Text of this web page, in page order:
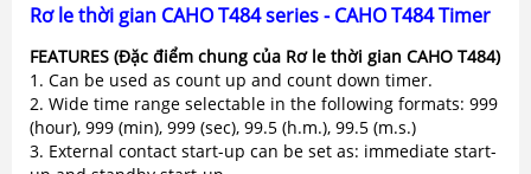
Rơ le thời gian CAHO T484 series - CAHO T484 Timer
FEATURES (Đặc điểm chung của Rơ le thời gian CAHO T484)
1. Can be used as count up and count down timer.
2. Wide time range selectable in the following formats: 999
(hour), 999 (min), 999 (sec), 99.5 (h.m.), 99.5 (m.s.)
3. External contact start-up can be set as: immediate start-